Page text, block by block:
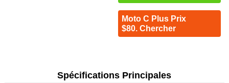
Moto C Plus Prix
$80. Chercher
Spécifications Principales